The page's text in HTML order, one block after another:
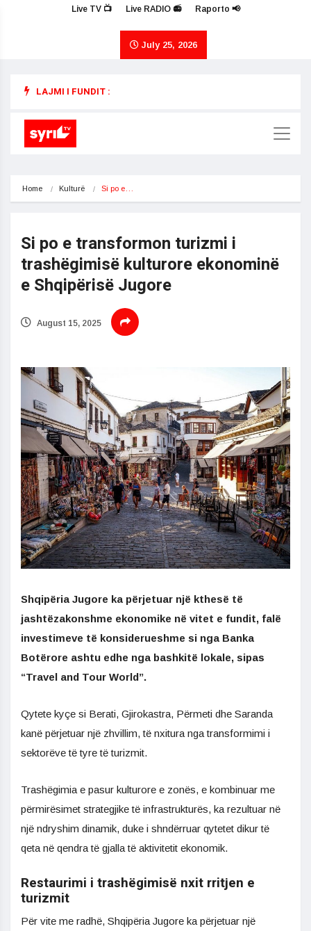
Live TV 📺 Live RADIO 📻 Raporto 📢
July 25, 2026
LAJMI I FUNDIT :
Home Kulturë Si po e…
Si po e transformon turizmi i
trashëgimisë kulturore ekonominë
e Shqipërisë Jugore
August 15, 2025
Shqipëria Jugore ka përjetuar një kthesë të
jashtëzakonshme ekonomike në vitet e fundit, falë
investimeve të konsiderueshme si nga Banka
Botërore ashtu edhe nga bashkitë lokale, sipas
“Travel and Tour World”.
Qytete kyçe si Berati, Gjirokastra, Përmeti dhe Saranda
kanë përjetuar një zhvillim, të nxitura nga transformimi i
sektorëve të tyre të turizmit.
Trashëgimia e pasur kulturore e zonës, e kombinuar me
përmirësimet strategjike të infrastrukturës, ka rezultuar në
një ndryshim dinamik, duke i shndërruar qytetet dikur të
qeta në qendra të gjalla të aktivitetit ekonomik.
Restaurimi i trashëgimisë nxit rritjen e
turizmit
Për vite me radhë, Shqipëria Jugore ka përjetuar një